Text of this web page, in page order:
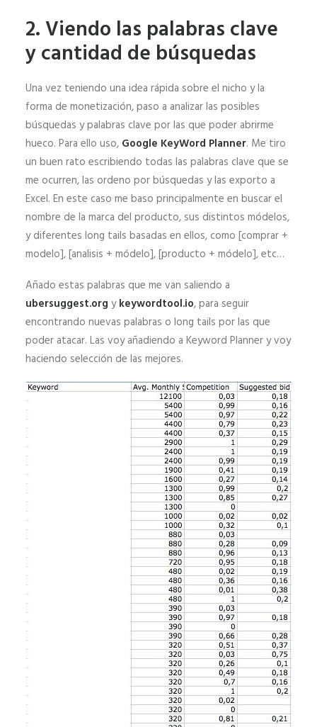
2. Viendo las palabras clave
y cantidad de búsquedas
Una vez teniendo una idea rápida sobre el nicho y la
forma de monetización, paso a analizar las posibles
búsquedas y palabras clave por las que poder abrirme
hueco. Para ello uso, Google KeyWord Planner. Me tiro
un buen rato escribiendo todas las palabras clave que se
me ocurren, las ordeno por búsquedas y las exporto a
Excel. En este caso me baso principalmente en buscar el
nombre de la marca del producto, sus distintos módelos,
y diferentes long tails basadas en ellos, como [comprar +
modelo], [analisis + módelo], [producto + módelo], etc…
Añado estas palabras que me van saliendo a
ubersuggest.org ykeywordtool.io, para seguir
encontrando nuevas palabras o long tails por las que
poder atacar. Las voy añadiendo a Keyword Planner y voy
haciendo selección de las mejores.